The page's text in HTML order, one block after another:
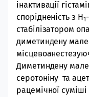
інактивації
спорідненість з Н1
стабілізатором
диметиндену
Диметиндену
серотоніну та
рацемічної